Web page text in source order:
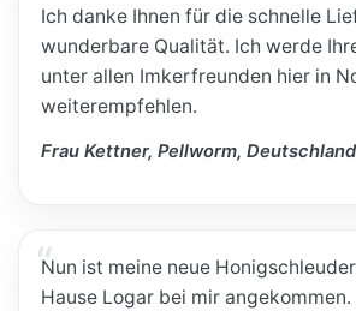
Ich danke Ihnen für die schnelle
wunderbare Qualität. Ich werde
unter allen Imkerfreunden hier in
weiterempfehlen.
Frau Kettner, Pellworm, Deutschland
Nun ist meine neue
Hause Logar bei mir